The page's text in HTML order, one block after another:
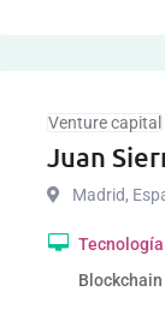
Venture capital
Juan
Madrid,
Blockchain